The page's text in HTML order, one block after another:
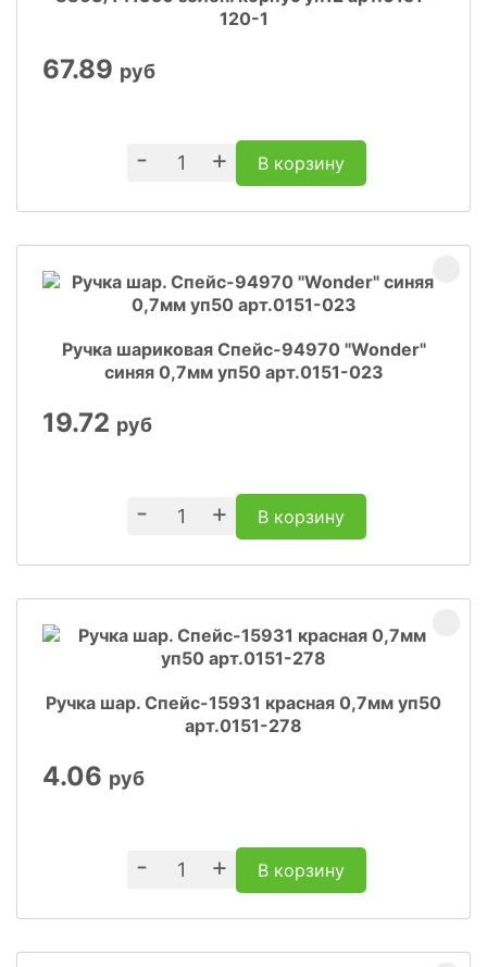
120-1
67.89 руб
- + В корзину
Ручка шариковая Спейс-94970 "Wonder"
синяя 0,7мм уп50 арт.0151-023
19.72 руб
- + В корзину
Ручка шар. Спейс-15931 красная 0,7мм уп50
арт.0151-278
4.06 руб
- + В корзину